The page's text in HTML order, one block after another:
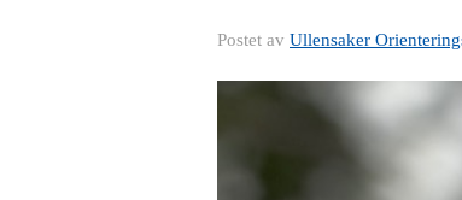
Postet av Ullensaker